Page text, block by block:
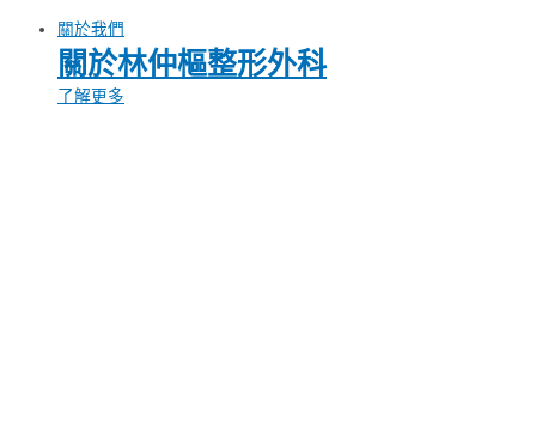
關於我們
關於林仲樞整形外科
了解更多